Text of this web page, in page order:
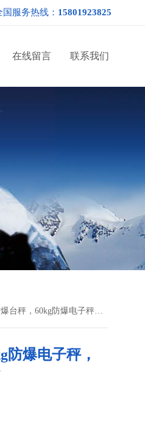
国服务热线： 15801923825
在线留言 联系我们
电子秤，广州100千克防爆电子台秤
防爆电子秤，